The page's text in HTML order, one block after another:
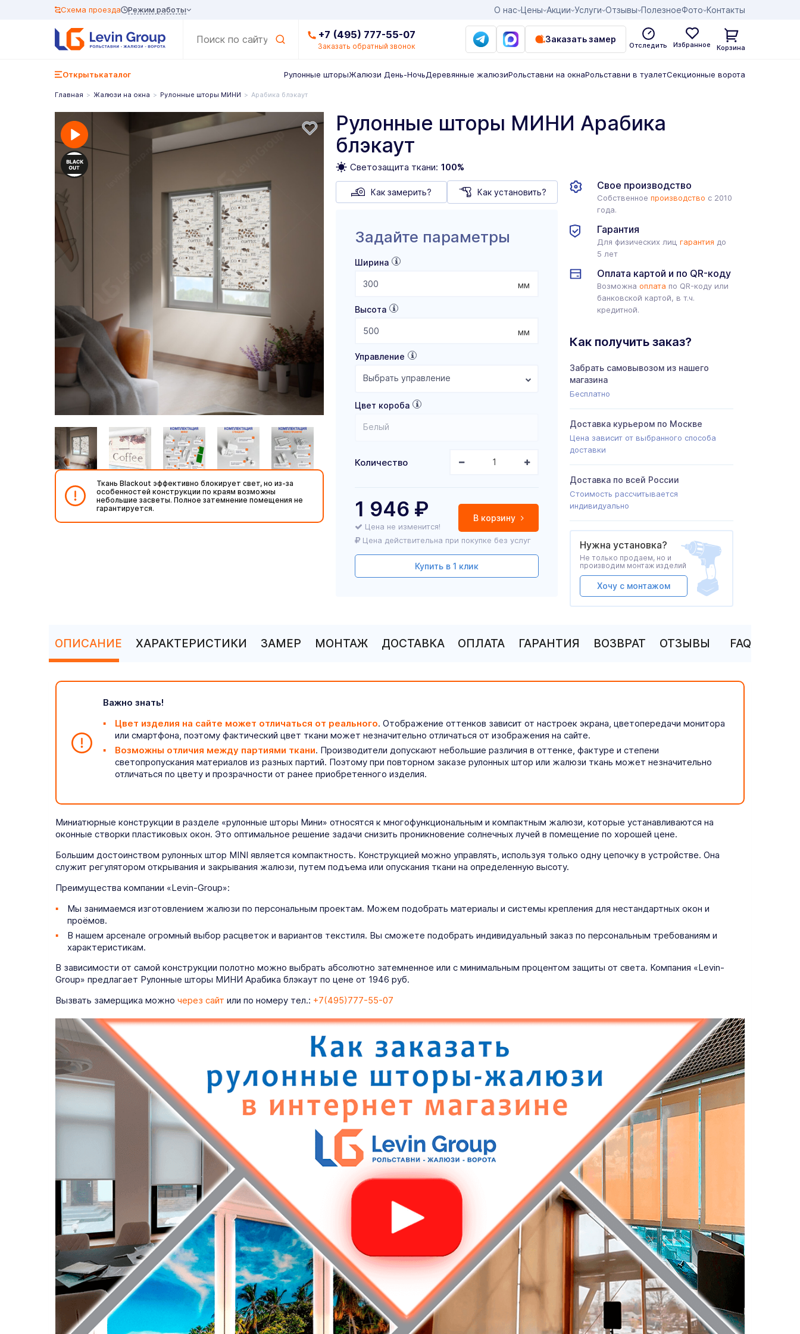
О нас Цены Акции Услуги Отзывы ПолезноеФото Контакты
Схема проезда Режим работы
+7 (495) 777-55-07
Заказать обратный звонок
Заказать замер
Отследить Избранное Корзина
Открытькаталог Рулонные шторыЖалюзи День-НочьДеревянные жалюзиРольставни на окнаРольставни в туалетСекционные ворота
Главная Жалюзи на окна Рулонные шторы МИНИ Арабика блэкаут
Рулонные шторы МИНИ Арабика
блэкаут
Светозащита ткани: 100%
Ткань Blackout эффективно блокирует свет, но из-за
особенностей конструкции по краям возможны
небольшие засветы. Полное затемнение помещения не
гарантируется.
Как замерить? Как установить?
Задайте параметры
Ширина
мм
Высота
мм
Управление
Выбрать управление
Цвет короба
Белый
Количество
В корзину
1 946 ₽
Цена не изменится!
Цена действительна при покупке без услуг
Купить в 1 клик
Свое производство
Собственноепроизводство с 2010
года.
Гарантия
Для физических лицгарантия до
5 лет
Оплата картой и по QR-коду
Возможнаоплата по QR-коду или
банковской картой, в т.ч.
кредитной.
Как получить заказ?
Забрать самовывозом из нашего
магазина
Бесплатно
Доставка курьером по Москве
Цена зависит от выбранного способа
доставки
Доставка по всей России
Стоимость рассчитывается
индивидуально
Нужна установка?
Не только продаем, но и
производим монтаж изделий
Хочу с монтажом
ОПИСАНИЕ ХАРАКТЕРИСТИКИ ЗАМЕР МОНТАЖ ДОСТАВКА ОПЛАТА ГАРАНТИЯ ВОЗВРАТ ОТЗЫВЫ FAQ
Важно знать!
Цвет изделия на сайте может отличаться от реального. Отображение оттенков зависит от настроек экрана, цветопередачи монитора
или смартфона, поэтому фактический цвет ткани может незначительно отличаться от изображения на сайте.
Возможны отличия между партиями ткани. Производители допускают небольшие различия в оттенке, фактуре и степени
светопропускания материалов из разных партий. Поэтому при повторном заказе рулонных штор или жалюзи ткань может незначительно
отличаться по цвету и прозрачности от ранее приобретенного изделия.
Миниатюрные конструкции в разделе «рулонные шторы Мини» относятся к многофункциональным и компактным жалюзи, которые устанавливаются на
оконные створки пластиковых окон. Это оптимальное решение задачи снизить проникновение солнечных лучей в помещение по хорошей цене.
Большим достоинством рулонных штор MINI является компактность. Конструкцией можно управлять, используя только одну цепочку в устройстве. Она
служит регулятором открывания и закрывания жалюзи, путем подъема или опускания ткани на определенную высоту.
Преимущества компании «Levin-Group»:
Мы занимаемся изготовлением жалюзи по персональным проектам. Можем подобрать материалы и системы крепления для нестандартных окон и
проёмов.
В нашем арсенале огромный выбор расцветок и вариантов текстиля. Вы сможете подобрать индивидуальный заказ по персональным требованиям и
характеристикам.
В зависимости от самой конструкции полотно можно выбрать абсолютно затемненное или с минимальным процентом защиты от света. Компания «Levin-
Group» предлагает Рулонные шторы МИНИ Арабика блэкаут по цене от 1946 руб.
Вызвать замерщика можно через сайт или по номеру тел.: +7(495)777-55-07